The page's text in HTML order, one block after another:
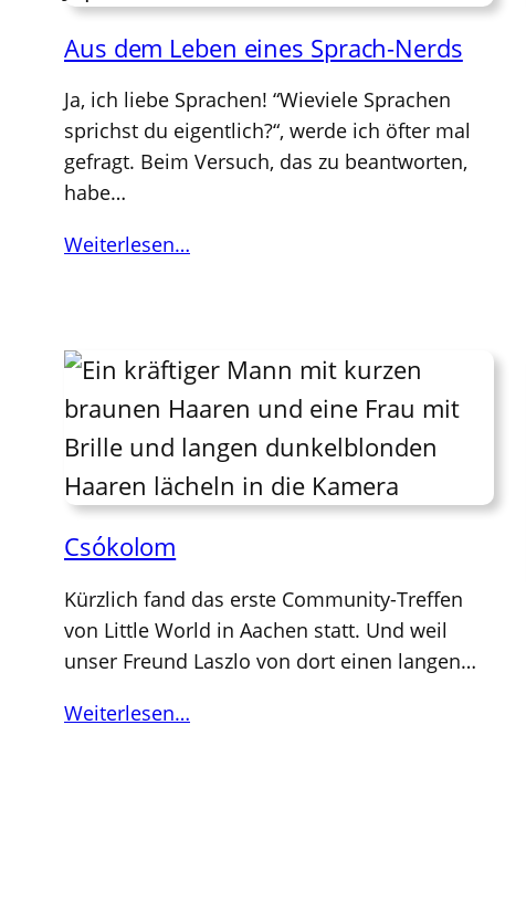
Aus dem Leben eines Sprach-Nerds
Ja, ich liebe Sprachen! “Wieviele Sprachen
sprichst du eigentlich?“, werde ich öfter mal
gefragt. Beim Versuch, das zu beantworten,
habe…
Weiterlesen…
Csókolom
Kürzlich fand das erste Community-Treffen
von Little World in Aachen statt. Und weil
unser Freund Laszlo von dort einen langen…
Weiterlesen…